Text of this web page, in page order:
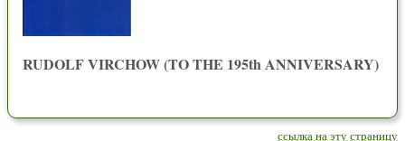
RUDOLF VIRCHOW (TO THE 195th ANNIVERSARY)
ссылка на эту страницу